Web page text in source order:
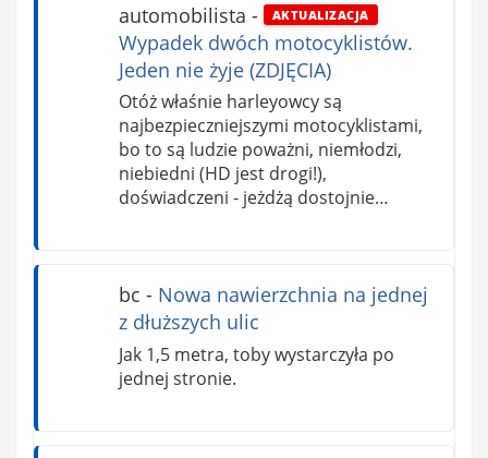
automobilista - AKTUALIZACJA
Wypadek dwóch motocyklistów.
Jeden nie żyje (ZDJĘCIA)
Otóż właśnie harleyowcy są
najbezpieczniejszymi motocyklistami,
bo to są ludzie poważni, niemłodzi,
niebiedni (HD jest drogi!),
doświadczeni - jeżdżą dostojnie…
bc - Nowa nawierzchnia na jednej
z dłuższych ulic
Jak 1,5 metra, toby wystarczyła po
jednej stronie.